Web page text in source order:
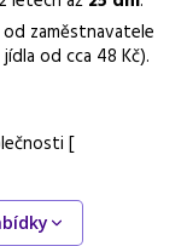
zaměstnavatele
od cca 48 Kč).
[